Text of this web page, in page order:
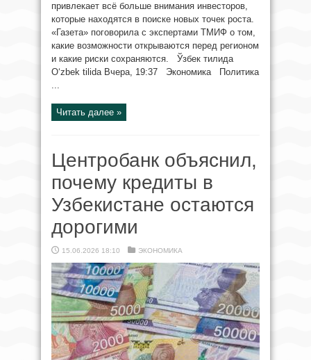
привлекает всё больше внимания инвесторов,
которые находятся в поиске новых точек роста.
«Газета» поговорила с экспертами ТМИФ о том,
какие возможности открываются перед регионом
и какие риски сохраняются. Ўзбек тилида
O‘zbek tilida Вчера, 19:37 Экономика Политика
...
Читать далее »
Центробанк объяснил,
почему кредиты в
Узбекистане остаются
дорогими
15.06.2026 18:10 ЭКОНОМИКА